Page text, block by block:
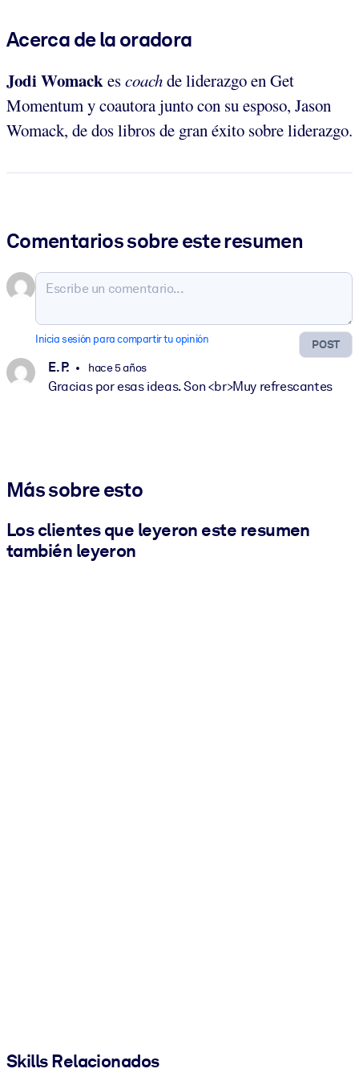
Acerca de la oradora
Jodi Womackescoachde liderazgo en Get
Momentum y coautora junto con su esposo, Jason
Womack, de dos libros de gran éxito sobre liderazgo.
Comentarios sobre este resumen
POST
Inicia sesión para compartir tu opinión
E. P. hace 5 años
Gracias por esas ideas. Son <br>Muy refrescantes
Más sobre esto
Los clientes que leyeron este resumen
también leyeron
Skills Relacionados